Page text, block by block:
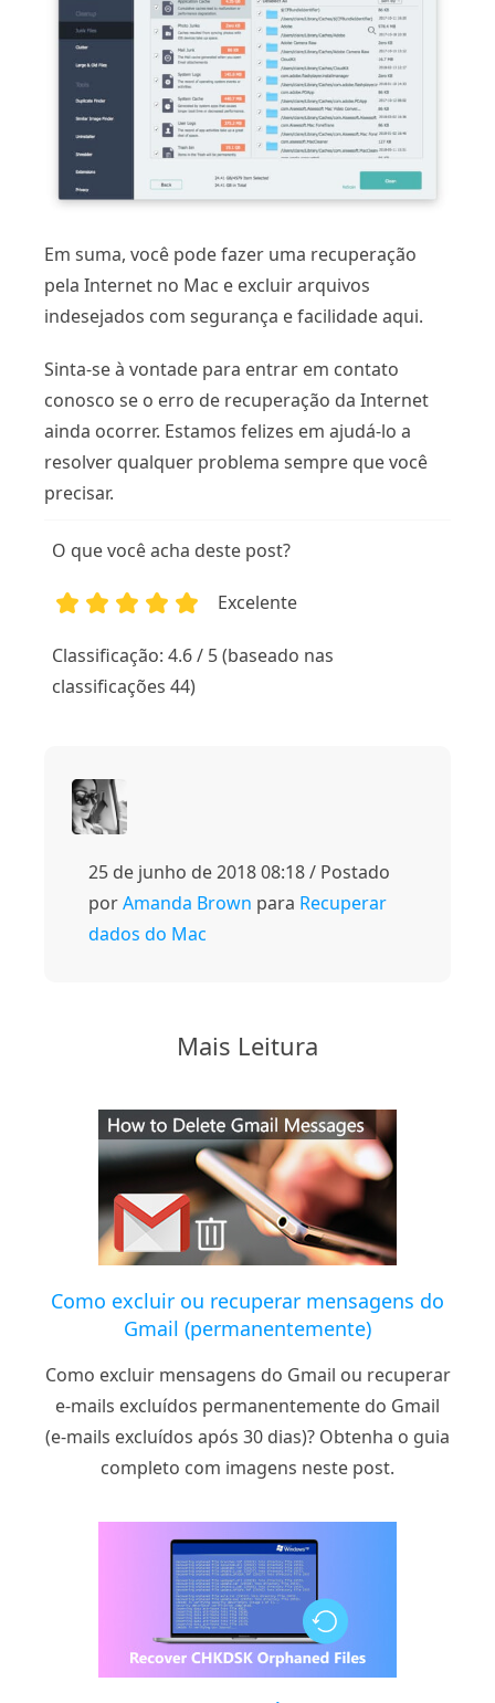
Em suma, você pode fazer uma recuperação
pela Internet no Mac e excluir arquivos
indesejados com segurança e facilidade aqui.
Sinta-se à vontade para entrar em contato
conosco se o erro de recuperação da Internet
ainda ocorrer. Estamos felizes em ajudá-lo a
resolver qualquer problema sempre que você
precisar.
O que você acha deste post?
Excelente
Classificação: 4.6 / 5 (baseado nas
classificações 44)
25 de junho de 2018 08:18 / Postado
porAmanda Brown para Recuperar
dados do Mac
Mais Leitura
Como excluir ou recuperar mensagens do
Gmail (permanentemente)
Como excluir mensagens do Gmail ou recuperar
e-mails excluídos permanentemente do Gmail
(e-mails excluídos após 30 dias)? Obtenha o guia
completo com imagens neste post.